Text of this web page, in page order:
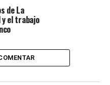
de La
el trabajo